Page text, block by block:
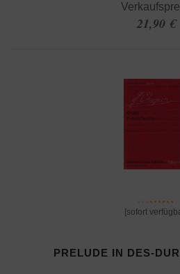
21,90 €
[sofort
PRELUDE IN DES-